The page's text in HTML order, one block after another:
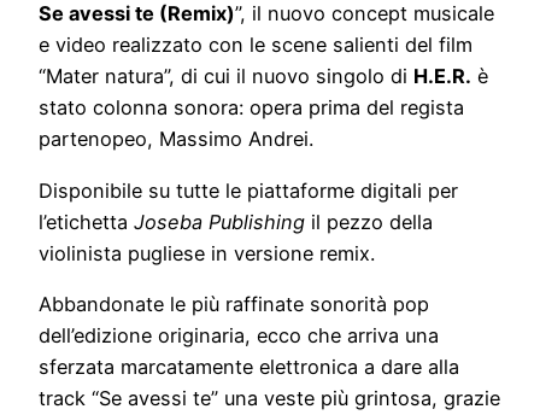
Se avessi te (Remix)”, il nuovo concept musicale
e video realizzato con le scene salienti del film
“Mater natura”, di cui il nuovo singolo di H.E.R. è
stato colonna sonora: opera prima del regista
partenopeo, Massimo Andrei.
Disponibile su tutte le piattaforme digitali per
l’etichetta Joseba Publishing il pezzo della
violinista pugliese in versione remix.
Abbandonate le più raffinate sonorità pop
dell’edizione originaria, ecco che arriva una
sferzata marcatamente elettronica a dare alla
track “Se avessi te” una veste più grintosa, grazie